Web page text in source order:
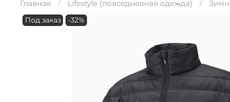
Главная Lifestyle (повседневная одежда)
Под заказ -32%